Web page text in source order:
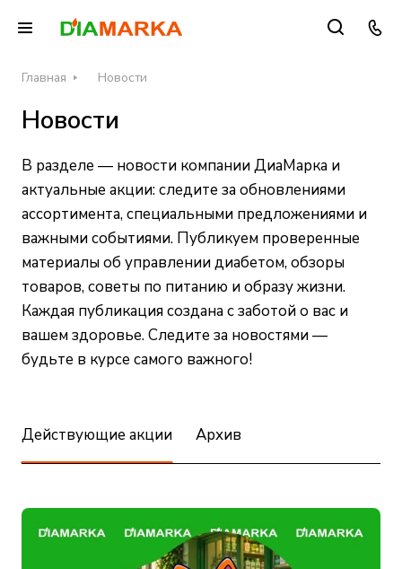
Главная Новости
Новости
В разделе — новости компании ДиаМарка и
актуальные акции: следите за обновлениями
ассортимента, специальными предложениями и
важными событиями. Публикуем проверенные
материалы об управлении диабетом, обзоры
товаров, советы по питанию и образу жизни.
Каждая публикация создана с заботой о вас и
вашем здоровье. Следите за новостями —
будьте в курсе самого важного!
Действующие акции Архив